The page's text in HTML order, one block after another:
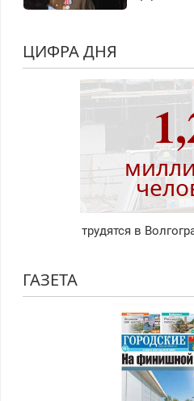
ЦИФРА ДНЯ
трудятся в
ГАЗЕТА